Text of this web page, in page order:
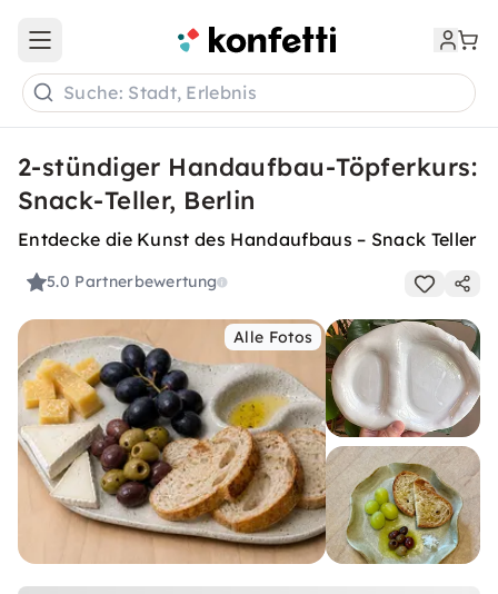
Open main menu
Suche: Stadt, Erlebnis
2-stündiger Handaufbau-Töpferkurs:
Snack-Teller, Berlin
Entdecke die Kunst des Handaufbaus – Snack Teller
5.0 Partnerbewertung
Alle Fotos